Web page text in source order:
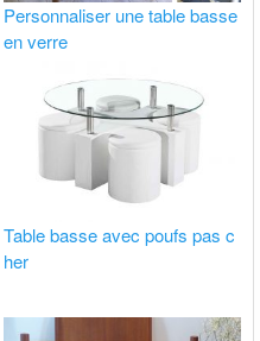
Personnaliser une table basse
en verre
Table basse avec poufs pas c
her